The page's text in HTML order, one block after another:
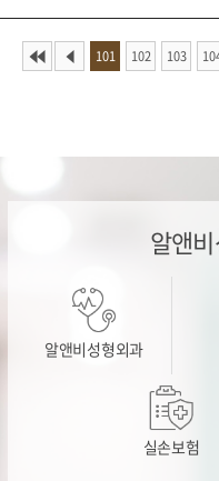
101 102 103
알앤
알앤비성형외과
실손보험